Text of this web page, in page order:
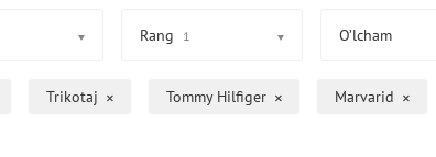
Rang 1 O’lcham
Trikotaj Tommy Hilfiger Marvarid